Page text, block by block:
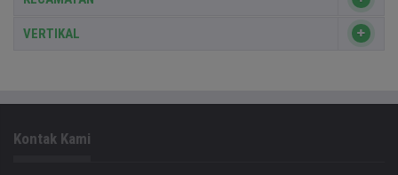
VERTIKAL
Kontak Kami